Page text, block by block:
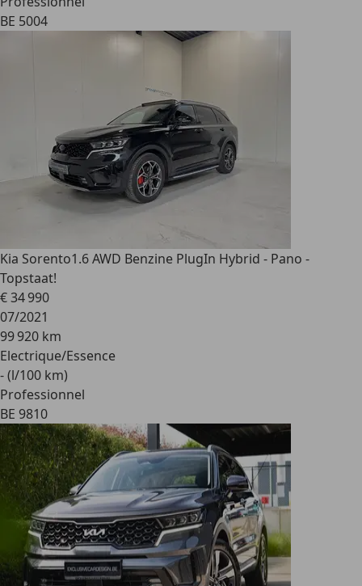
BE 5004
Kia Sorento1.6 AWD Benzine PlugIn Hybrid - Pano -
Topstaat!
€ 34 990
07/2021
99 920 km
Electrique/Essence
- (l/100 km)
Professionnel
BE 9810